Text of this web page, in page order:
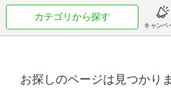
カテゴリから探す
キャンペ
お探しのページは見つかり